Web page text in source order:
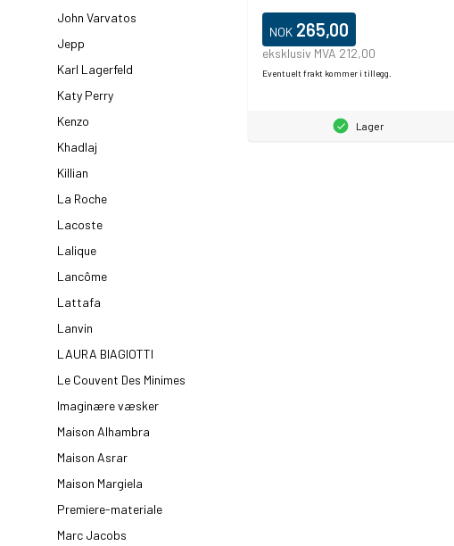
John Varvatos
Jepp
Karl Lagerfeld
Katy Perry
Kenzo
Khadlaj
Killian
La Roche
Lacoste
Lalique
Lancôme
Lattafa
Lanvin
LAURA BIAGIOTTI
Le Couvent Des Minimes
Imaginære væsker
Maison Alhambra
Maison Asrar
Maison Margiela
Premiere-materiale
Marc Jacobs
NOK 265,00
eksklusiv MVA 212,00
Eventuelt frakt kommer i tillegg.
Lager